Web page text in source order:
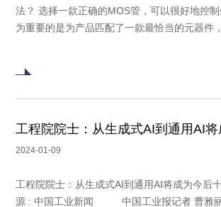
法？ 选择一款正确的MOS管，可以很好地控制生产制造成本，最
为重要的是为产品匹配了一款最恰当的元器件
效、最稳定、最持久的应用效果。 那么面对
2024-01-09
工程院院士：从生成式AI到通用AI将成为今后十年
源 : 中国工业新闻 中国工业报记者 曹雅丽 “2024年是